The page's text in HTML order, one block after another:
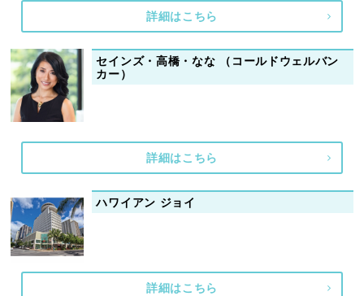
詳細はこちら
セインズ・高橋・なな （コールドウェルバン
カー）
詳細はこちら
ハワイアン ジョイ
詳細はこちら